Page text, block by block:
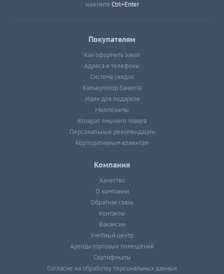
нажмите Ctrl+Enter
Покупателям
Как оформить заказ
Адреса и телефоны
Система скидок
Калькулятор банкета
Идеи для подарков
Миллезимы
Возврат лишнего товара
Персональные рекомендации
Корпоративным клиентам
Компания
Качество
О компании
Обратная связь
Контакты
Вакансии
Учебный центр
Аренда торговых помещений
Сертификаты
Согласие на обработку персональных данных